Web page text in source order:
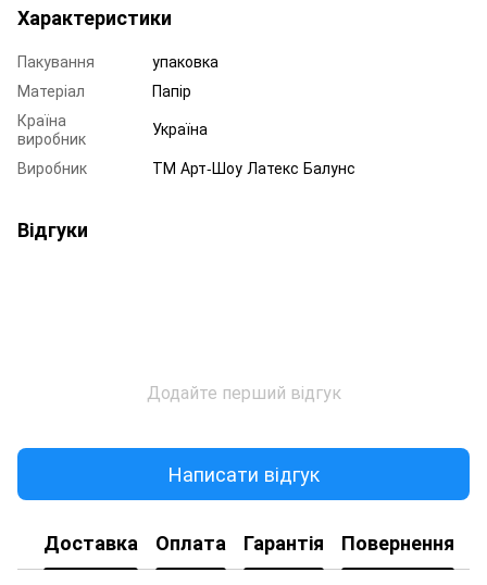
Характеристики
Пакування
упаковка
Матеріал
Папір
Країна
виробник
Україна
Виробник
ТМ Арт-Шоу Латекс Балунс
Відгуки
Додайте перший відгук
Написати відгук
Доставка Оплата Гарантія Повернення